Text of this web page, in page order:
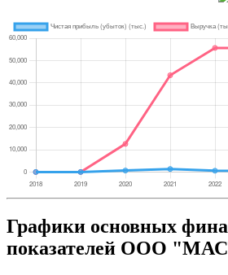
Графики основных
показателей ООО